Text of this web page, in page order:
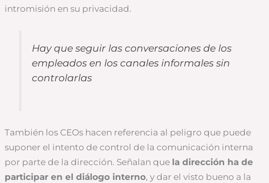
intromisión en su privacidad.
Hay que seguir las conversaciones de los
empleados en los canales informales sin
controlarlas
También los CEOs hacen referencia al peligro que puede
suponer el intento de control de la comunicación interna
por parte de la dirección. Señalan que la dirección ha de
participar en el diálogo interno, y dar el visto bueno a la